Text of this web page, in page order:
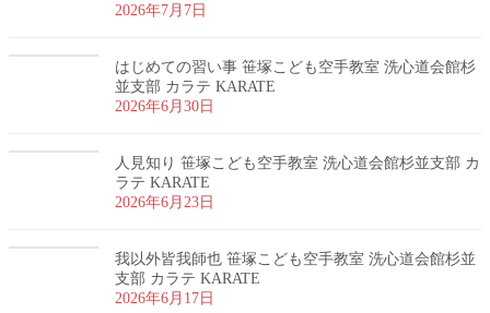
2026年7月7日
はじめての習い事 笹塚こども空手教室 洗心道会館杉
並支部 カラテ KARATE
2026年6月30日
人見知り 笹塚こども空手教室 洗心道会館杉並支部 カ
ラテ KARATE
2026年6月23日
我以外皆我師也 笹塚こども空手教室 洗心道会館杉並
支部 カラテ KARATE
2026年6月17日